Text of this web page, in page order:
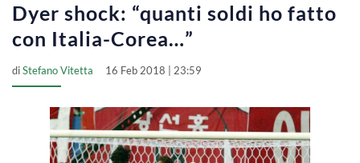
Dyer shock: “quanti soldi ho fatto
con Italia-Corea…”
diStefano Vitetta 16 Feb 2018 | 23:59